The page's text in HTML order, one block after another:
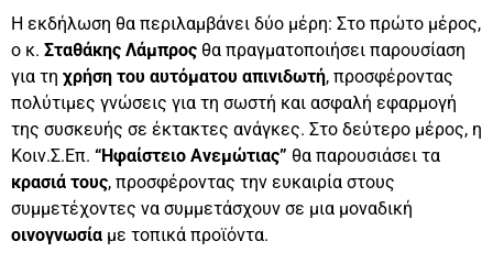
Η εκδήλωση θα περιλαμβάνει δύο μέρη: Στο πρώτο μέρος,
ο κ. Σταθάκης Λάμπρος θα πραγματοποιήσει παρουσίαση
για τη χρήση του αυτόματου απινιδωτή, προσφέροντας
πολύτιμες γνώσεις για τη σωστή και ασφαλή εφαρμογή
της συσκευής σε έκτακτες ανάγκες. Στο δεύτερο μέρος, η
Κοιν.Σ.Επ. “Ηφαίστειο Ανεμώτιας” θα παρουσιάσει τα
κρασιά τους, προσφέροντας την ευκαιρία στους
συμμετέχοντες να συμμετάσχουν σε μια μοναδική
οινογνωσία με τοπικά προϊόντα.